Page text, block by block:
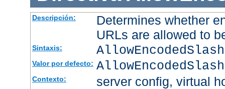
Descripción:
Determines whether
URLs are allowed to
Sintaxis:
Valor por defecto:
Contexto: server config, virtual